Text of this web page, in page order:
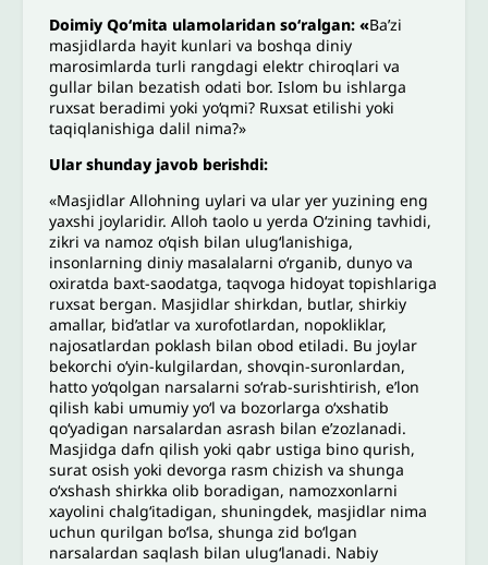
Doimiy Qo‘mita ulamolaridan so‘ralgan: «Ba’zi
masjidlarda hayit kunlari va boshqa diniy
marosimlarda turli rangdagi elektr chiroqlari va
gullar bilan bezatish odati bor. Islom bu ishlarga
ruxsat beradimi yoki yo‘qmi? Ruxsat etilishi yoki
taqiqlanishiga dalil nima?»
Ular shunday javob berishdi:
«Masjidlar Allohning uylari va ular yer yuzining eng
yaxshi joylaridir. Alloh taolo u yerda O‘zining tavhidi,
zikri va namoz o‘qish bilan ulug‘lanishiga,
insonlarning diniy masalalarni o‘rganib, dunyo va
oxiratda baxt-saodatga, taqvoga hidoyat topishlariga
ruxsat bergan. Masjidlar shirkdan, butlar, shirkiy
amallar, bid’atlar va xurofotlardan, nopokliklar,
najosatlardan poklash bilan obod etiladi. Bu joylar
bekorchi o‘yin-kulgilardan, shovqin-suronlardan,
hatto yo‘qolgan narsalarni so‘rab-surishtirish, e’lon
qilish kabi umumiy yo‘l va bozorlarga o‘xshatib
qo‘yadigan narsalardan asrash bilan e’zozlanadi.
Masjidga dafn qilish yoki qabr ustiga bino qurish,
surat osish yoki devorga rasm chizish va shunga
o‘xshash shirkka olib boradigan, namozxonlarni
xayolini chalg‘itadigan, shuningdek, masjidlar nima
uchun qurilgan bo‘lsa, shunga zid bo‘lgan
narsalardan saqlash bilan ulug‘lanadi. Nabiy